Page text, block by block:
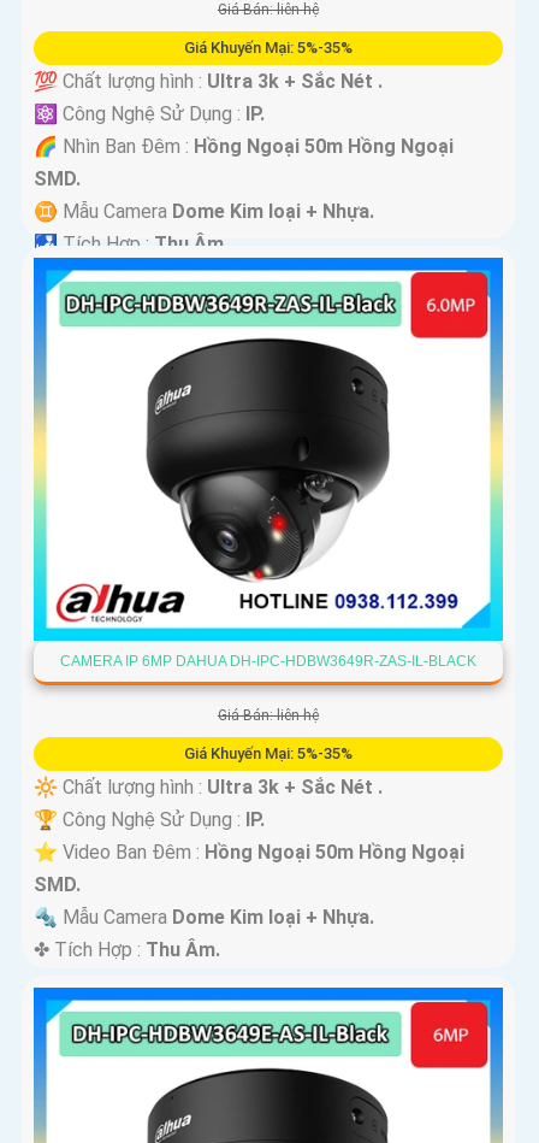
Giá Bán: liên hệ
Giá Khuyến Mại: 5%-35%
💯 Chất lượng hình : Ultra 3k + Sắc Nét .
⚛️ Công Nghệ Sử Dụng :
IP.
🌈 Nhìn Ban Đêm : Hồng Ngoại 50m Hồng Ngoại
SMD.
♊ Mẫu Camera Dome Kim loại + Nhựa.
️🛃 Tích Hợp : Thu Âm.
CAMERA IP 6MP DAHUA DH-IPC-HDBW3649R-ZAS-IL-BLACK
Giá Bán: liên hệ
Giá Khuyến Mại: 5%-35%
🔆 Chất lượng hình : Ultra 3k + Sắc Nét .
🏆 Công Nghệ Sử Dụng :
IP.
⭐ Video Ban Đêm : Hồng Ngoại 50m Hồng Ngoại
SMD.
🔩 Mẫu Camera Dome Kim loại + Nhựa.
️✤ Tích Hợp : Thu Âm.